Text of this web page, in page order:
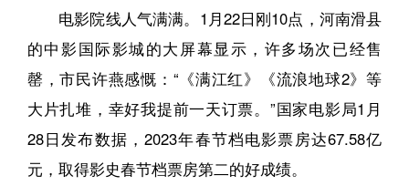
电影院线人气满满。1月22日刚10点，河南滑县
的中影国际影城的大屏幕显示，许多场次已经售
罄，市民许燕感慨：“《满江红》《流浪地球2》等
大片扎堆，幸好我提前一天订票。”国家电影局1月
28日发布数据，2023年春节档电影票房达67.58亿
元，取得影史春节档票房第二的好成绩。